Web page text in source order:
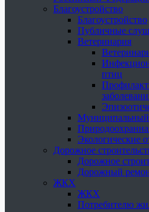
Благоустройство
Благоустройство
Публичные
Ветеринария
птиц
Муниципальный
Экологические
Дорожное
Дорожное
Дорожный
ЖКХ
ЖКХ
Потребителю